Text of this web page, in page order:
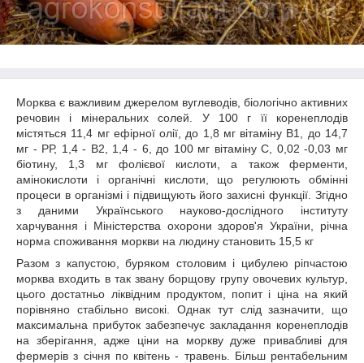
Морква є важливим джерелом вуглеводів, біологічно активних
речовин і мінеральних солей. У 100 г її коренеплодів
містяться 11,4 мг ефірної олії, до 1,8 мг вітаміну В1, до 14,7
мг - РР, 1,4 - В2, 1,4 - 6, до 100 мг вітаміну С, 0,02 -0,03 мг
біотину, 1,3 мг фолієвої кислоти, а також ферменти,
амінокислоти і органічні кислоти, що регулюють обмінні
процеси в організмі і підвищують його захисні функції. Згідно
з даними Українського науково-дослідного інституту
харчування і Міністерства охорони здоров'я України, річна
норма споживання моркви на людину становить 15,5 кг
Разом з капустою, буряком столовим і цибулею ріпчастою
морква входить в так звану борщову групу овочевих культур,
цього достатньо ліквідним продуктом, попит і ціна на який
порівняно стабільно високі. Однак тут слід зазначити, що
максимальна прибуток забезпечує закладання коренеплодів
на зберігання, адже ціни на моркву дуже привабливі для
фермерів з січня по квітень - травень. Більш рентабельним